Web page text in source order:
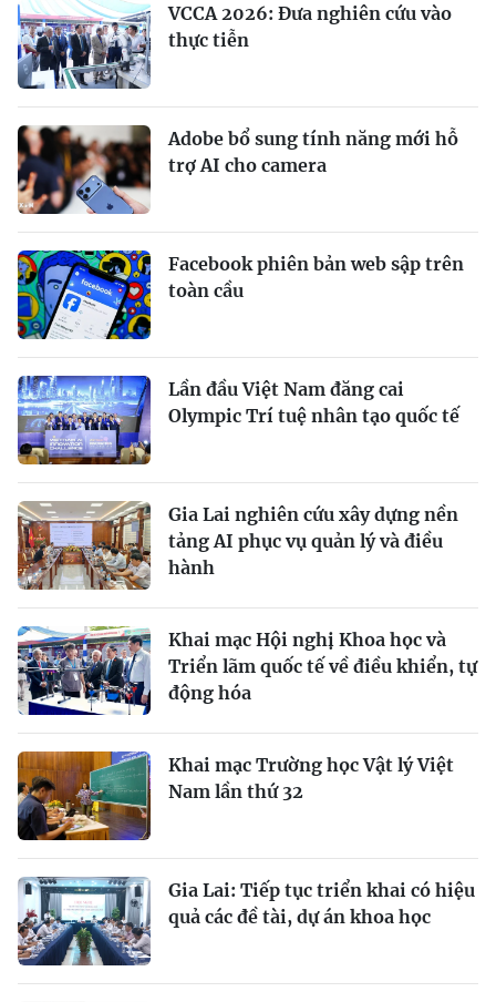
VCCA 2026: Đưa nghiên cứu vào
thực tiễn
Adobe bổ sung tính năng mới hỗ
trợ AI cho camera
Facebook phiên bản web sập trên
toàn cầu
Lần đầu Việt Nam đăng cai
Olympic Trí tuệ nhân tạo quốc tế
Gia Lai nghiên cứu xây dựng nền
tảng AI phục vụ quản lý và điều
hành
Khai mạc Hội nghị Khoa học và
Triển lãm quốc tế về điều khiển, tự
động hóa
Khai mạc Trường học Vật lý Việt
Nam lần thứ 32
Gia Lai: Tiếp tục triển khai có hiệu
quả các đề tài, dự án khoa học